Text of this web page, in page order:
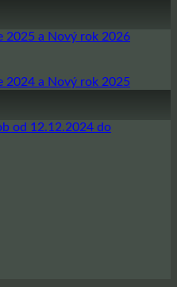
Sadbové
sezónu
2025 a Nový rok 2026Žiadne
2024 a Nový rok 2025Žiadne
od 12.12.2024 do